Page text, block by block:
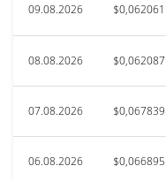
09.08.2026 $0,062061
08.08.2026 $0,062087
07.08.2026 $0,067839
06.08.2026 $0,066895